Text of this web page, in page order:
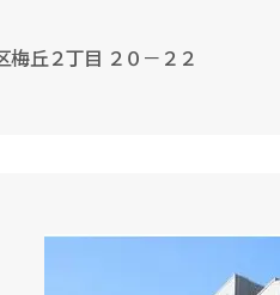
梅丘２丁目 ２０－２２